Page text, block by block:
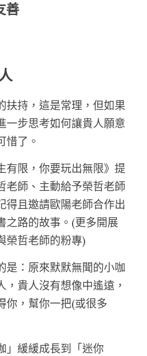
善
扶持，這是常理，但如果
一步思考如何讓貴人願意
惜了。
有限，你要玩出無限》提
老師、主動給予榮哲老師
得且邀請歐陽老師合作出
之路的故事。(更多開展
榮哲老師的粉專)
是：原來默默無聞的小咖
貴人沒有想像中遙遠，
你，幫你一把(或很多
」緩緩成長到「迷你